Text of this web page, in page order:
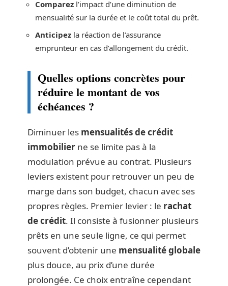
Comparez l’impact d’une diminution de
mensualité sur la durée et le coût total du prêt.
Anticipez la réaction de l’assurance
emprunteur en cas d’allongement du crédit.
Quelles options concrètes pour
réduire le montant de vos
échéances ?
Diminuer les mensualités de crédit
immobilier ne se limite pas à la
modulation prévue au contrat. Plusieurs
leviers existent pour retrouver un peu de
marge dans son budget, chacun avec ses
propres règles. Premier levier : le rachat
de crédit. Il consiste à fusionner plusieurs
prêts en une seule ligne, ce qui permet
souvent d’obtenir une mensualité globale
plus douce, au prix d’une durée
prolongée. Ce choix entraîne cependant